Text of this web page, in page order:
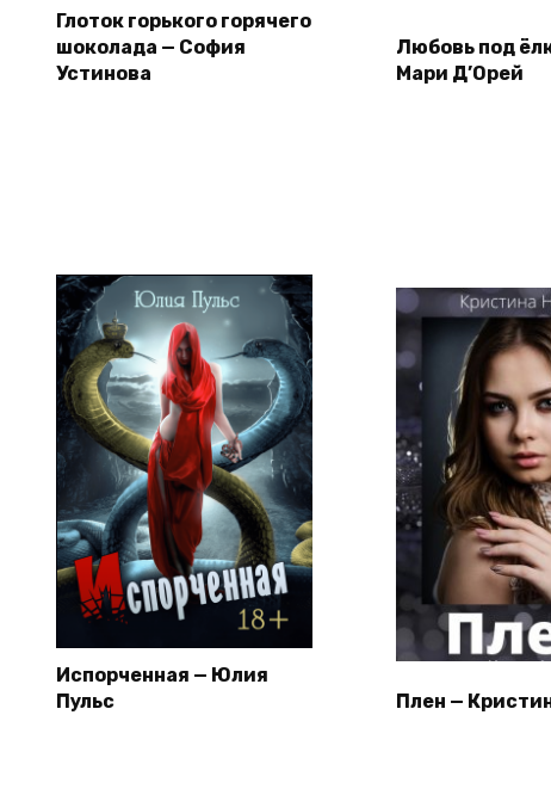
Глоток горького горячего
шоколада — София
Устинова
Любовь под
Мари Д’Орей
Испорченная — Юлия
Пульс
Плен —